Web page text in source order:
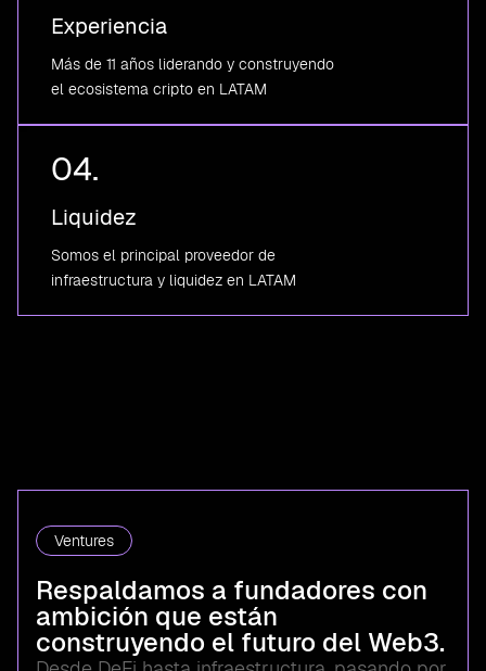
Experiencia
Más de 11 años liderando y construyendo
el ecosistema cripto en LATAM
Liquidez
Somos el principal proveedor de
infraestructura y liquidez en LATAM
04.
Ventures
Respaldamos a fundadores con
ambición que están
construyendo el futuro del Web3.